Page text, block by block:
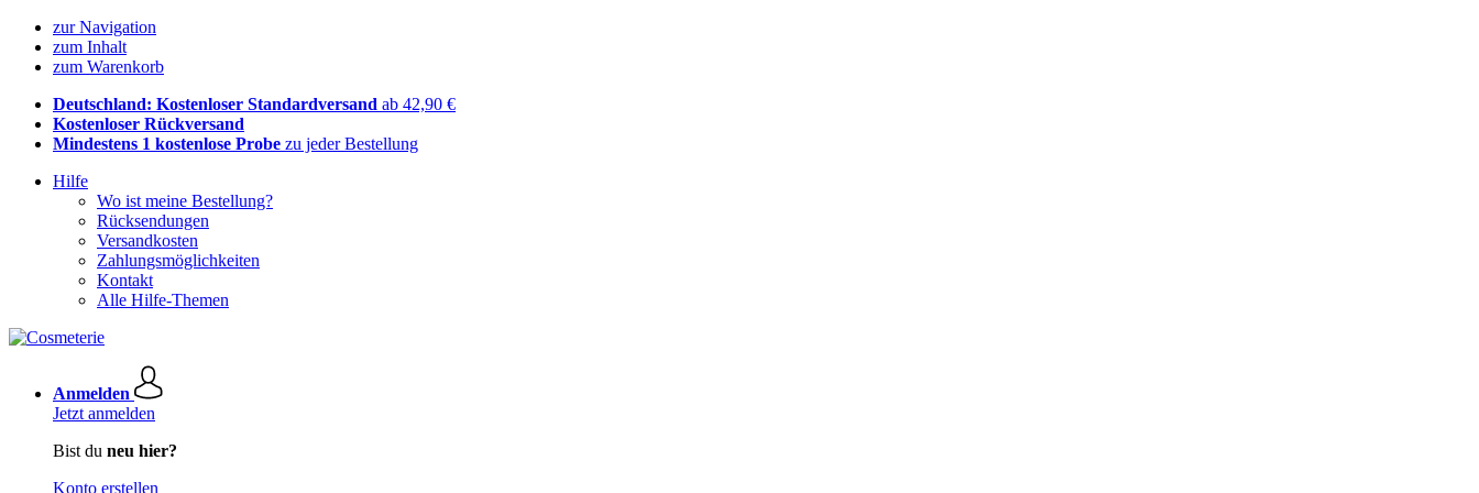
zur Navigation
zum Inhalt
zum Warenkorb
Deutschland: Kostenloser Standardversand ab 42,90 €
Kostenloser Rückversand
Mindestens 1 kostenlose Probe zu jeder Bestellung
Hilfe
Wo ist meine Bestellung?
Rücksendungen
Versandkosten
Zahlungsmöglichkeiten
Kontakt
Alle Hilfe-Themen
Anmelden
Jetzt anmelden
Bist du neu hier?
Konto erstellen